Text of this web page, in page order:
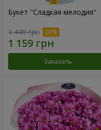
Букет "Сладкая мелодия"
1 449 грн
Заказать